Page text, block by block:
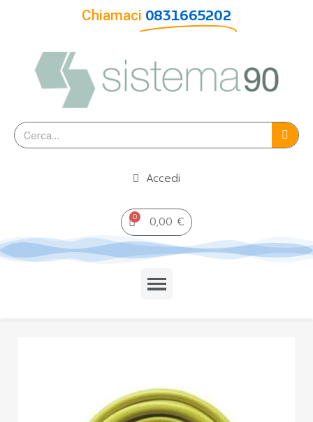
Chiamaci 0831665202
Accedi
0,00 €